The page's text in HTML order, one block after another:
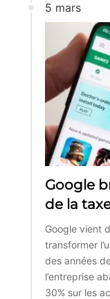
5 mars
Google
de la
Google vient
transformer
des années
l’entreprise
30% sur les